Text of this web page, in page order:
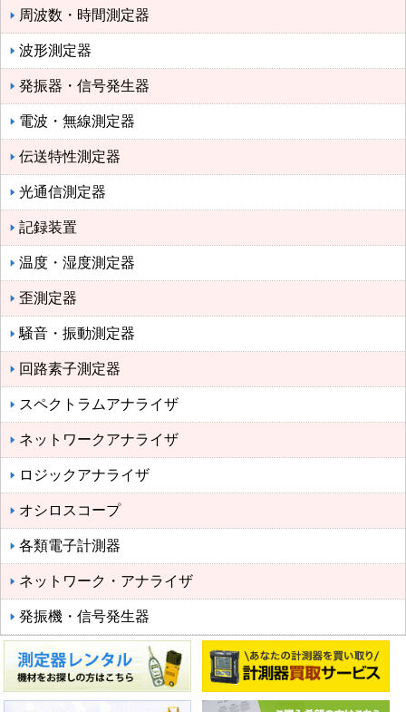
周波数・時間測定器
波形測定器
発振器・信号発生器
電波・無線測定器
伝送特性測定器
光通信測定器
記録装置
温度・湿度測定器
歪測定器
騒音・振動測定器
回路素子測定器
スペクトラムアナライザ
ネットワークアナライザ
ロジックアナライザ
オシロスコープ
各類電子計測器
ネットワーク・アナライザ
発振機・信号発生器